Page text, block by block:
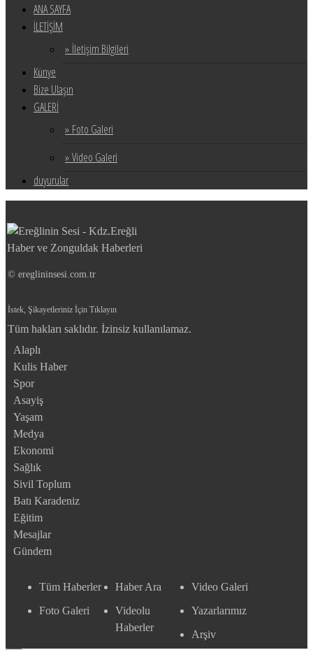
ANA SAYFA
İLETİŞİM
» İletişim Bilgileri
Künye
Bize Ulaşın
GALERİ
» Foto Galeri
» Video Galeri
duyurular
© ereglininsesi.com.tr
İstek, Şikayetleriniz İçin Tıklayın
Tüm hakları saklıdır. İzinsiz kullanılamaz.
Alaplı
Kulis Haber
Spor
Asayiş
Yaşam
Medya
Ekonomi
Sağlık
Sivil Toplum
Batı Karadeniz
Eğitim
Mesajlar
Gündem
Tüm Haberler Haber Ara
Video Galeri
Foto Galeri
Videolu
Haberler
Yazarlarımız
Arşiv